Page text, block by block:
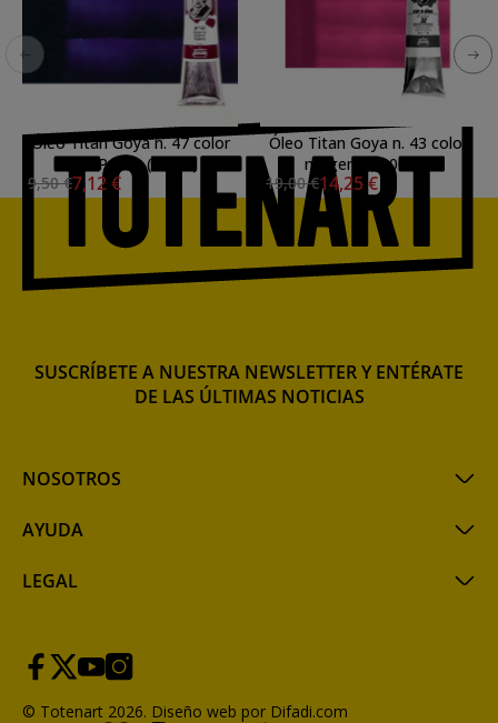
Óleo Titan Goya n. 47 color
azul Prusia (60 ml)
9,50 €7,12 €
Óleo Titan Goya n. 43 color
magenta, 200 ml.
19,00 €14,25 €
NOSOTROS
AYUDA
LEGAL
SUSCRÍBETE A NUESTRA NEWSLETTER Y ENTÉRATE
DE LAS ÚLTIMAS NOTICIAS
© Totenart 2026. Diseño web por Difadi.com